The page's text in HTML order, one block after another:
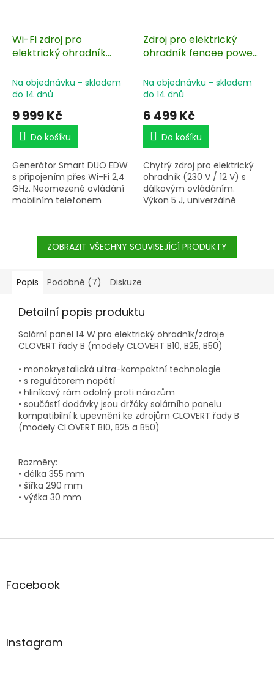
Wi-Fi zdroj pro
elektrický ohradník
DUO EDW100
Na objednávku - skladem
do 14 dnů
9 999 Kč
Do košíku
Generátor Smart DUO EDW
s připojením přes Wi-Fi 2,4
GHz. Neomezené ovládání
mobilním telefonem
informace o aktuálním
stavu ohradníku. Výkonný
chytrý zdroj elektrického
vhodný pro dlouhé a
až 90 km dlouhé.
Univerzálně použitelný pro
všechna zvířata. LCD
displej. Možnost přepínání
výkonu. Optimalizovaná
spotřeba energie.
Zdroj pro elektrický
ohradník fencee power
Na objednávku - skladem
do 14 dnů
6 499 Kč
Do košíku
Chytrý zdroj pro elektrický
ohradník (230 V / 12 V) s
dálkovým ovládáním.
Výkon 5 J, univerzálně
citlivá zvířata jako
jsou koně, skot, ovce, kozy,
drůbež. Může sloužit i
ZOBRAZIT VŠECHNY SOUVISEJÍCÍ PRODUKTY
Popis Podobné (7) Diskuze
Detailní popis produktu
Solární panel 14 W pro elektrický ohradník/zdroje
CLOVERT řady B (modely CLOVERT B10, B25, B50)
• monokrystalická ultra-kompaktní technologie
• s regulátorem napětí
• hliníkový rám odolný proti nárazům
• součástí dodávky jsou držáky solárního panelu
kompatibilní k upevnění ke zdrojům CLOVERT řady B
(modely CLOVERT B10, B25 a B50)
Rozměry:
• délka 355 mm
• šířka 290 mm
• výška 30 mm
Z
aFacebook
Instagram